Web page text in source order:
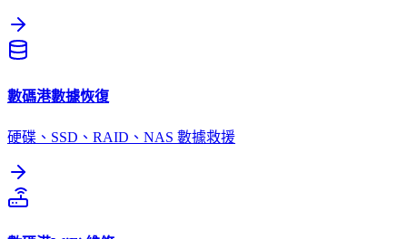
數碼港數據恢復
硬碟、SSD、RAID、NAS 數據救援